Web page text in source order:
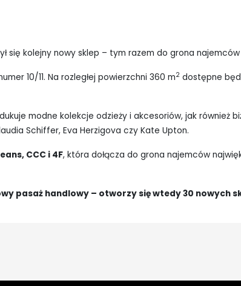
się kolejny nowy sklep – tym razem do grona najemców
10/11. Na rozległej powierzchni 360 m2 dostępne
modne kolekcje odzieży i akcesoriów, jak również
Schiffer, Eva Herzigova czy Kate Upton.
CCC i 4F, która dołącza do grona najemców
pasaż handlowy – otworzy się wtedy 30 nowych